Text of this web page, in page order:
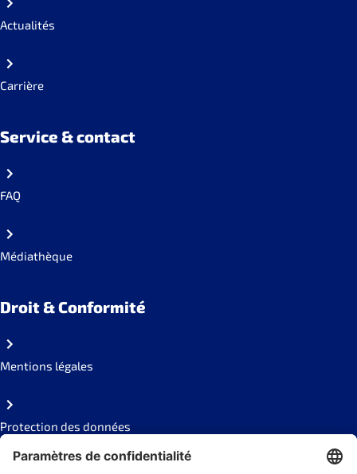
Actualités
Carrière
Service & contact
FAQ
Médiathèque
Droit & Conformité
Mentions légales
Protection des données